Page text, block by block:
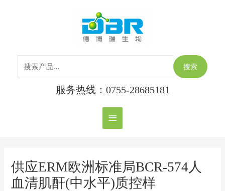
主
菜
单
搜索
服务热线：0755-28685181
供应ERM欧洲标准局BCR-574人
血清肌酐(中水平)质控样